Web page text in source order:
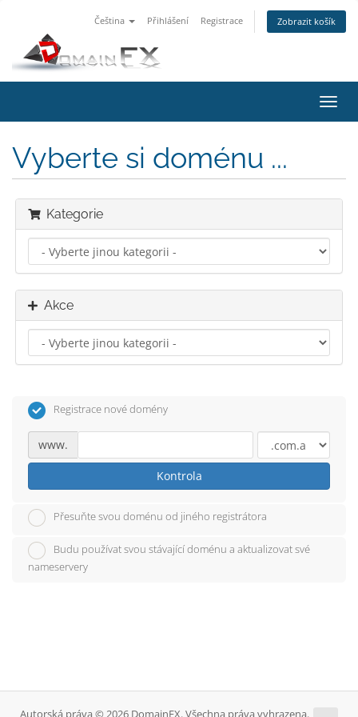
Čeština Přihlášení Registrace Zobrazit košík
Vyberte si doménu ...
Kategorie
Akce
Registrace nové domény
www.
Kontrola
Přesuňte svou doménu od jiného registrátora
Budu používat svou stávající doménu a aktualizovat své
nameservery
Autorská práva © 2026 DomainFX. Všechna práva vyhrazena.